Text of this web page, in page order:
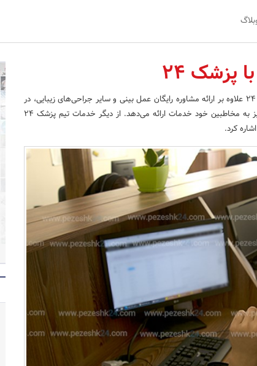
پزشک 24
پزشک 24 علاوه بر ارائه مشاوره رایگان عمل بینی و سایر جراحی‌های زیبایی، در
انتخاب بهترین جراح و رزرو سریع نوبت جراحی نیز به مخاطبین خود خدمات ارائه می‌دهد. از دیگر خدمات تیم پزشک 24
کرد.